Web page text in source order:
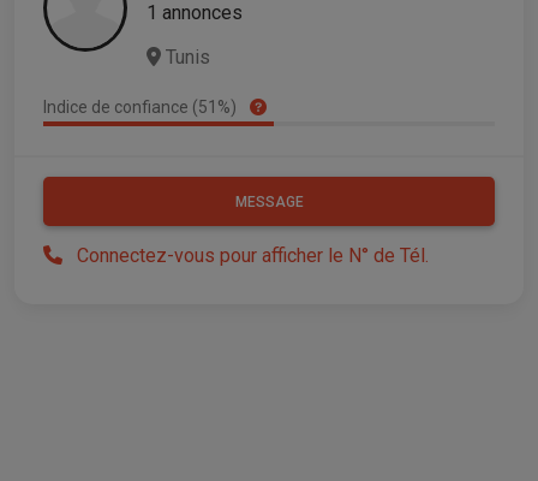
1 annonces
Tunis
Indice de confiance (51%)
MESSAGE
Connectez-vous pour afficher le N° de Tél.